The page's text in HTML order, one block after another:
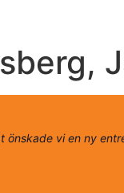
önskade vi en ny